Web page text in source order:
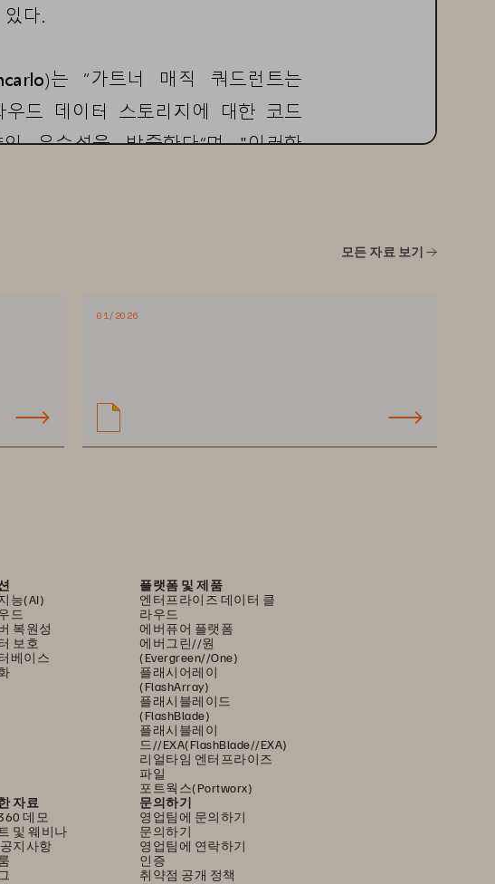
있다
)는 “ 가트너 매직 쿼드런트는
우드 데이터 스토리지에 대한
코드
의 우수성을 방증한다”며 "이러한
스토리지(
기반을
모든 자료 보기
01/2026
능(AI)
드
복원성
보호
베이스
플랫폼 및 제품
엔터프라이즈 데이터 클
라우드
에버퓨어 플랫폼
에버그린//원
(Evergreen//One)
플래시어레이
(FlashArray)
플래시블레이드
(FlashBlade)
플래시블레이
드//EXA(FlashBlade//EXA)
리얼타임 엔터프라이즈
파일
포트웍스(Portworx)
자료
데모
및 웨비나
지사항
문의하기
영업팀에 문의하기
문의하기
영업팀에 연락하기
인증
취약점 공개 정책